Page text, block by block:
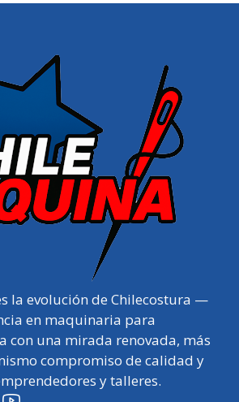
la evolución de Chilecostura —
en maquinaria para
con una mirada renovada, más
compromiso de calidad y
y talleres.